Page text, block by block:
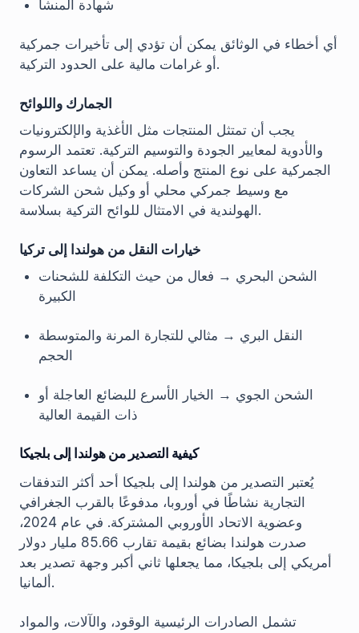
شهادة المنشأ
أي أخطاء في الوثائق يمكن أن تؤدي إلى تأخيرات جمركية
أو غرامات مالية على الحدود التركية.
الجمارك واللوائح
يجب أن تمتثل المنتجات مثل الأغذية والإلكترونيات
والأدوية لمعايير الجودة والتوسيم التركية. تعتمد الرسوم
الجمركية على نوع المنتج وأصله. يمكن أن يساعد التعاون
مع وسيط جمركي محلي أو وكيل شحن الشركات
الهولندية في الامتثال للوائح التركية بسلاسة.
خيارات النقل من هولندا إلى تركيا
الشحن البحري → فعال من حيث التكلفة للشحنات
الكبيرة
النقل البري → مثالي للتجارة المرنة والمتوسطة
الحجم
الشحن الجوي → الخيار الأسرع للبضائع العاجلة أو
ذات القيمة العالية
كيفية التصدير من هولندا إلى بلجيكا
يُعتبر التصدير من هولندا إلى بلجيكا أحد أكثر التدفقات
التجارية نشاطًا في أوروبا، مدفوعًا بالقرب الجغرافي
وعضوية الاتحاد الأوروبي المشتركة. في عام 2024،
صدرت هولندا بضائع بقيمة تقارب 85.66 مليار دولار
أمريكي إلى بلجيكا، مما يجعلها ثاني أكبر وجهة تصدير بعد
ألمانيا.
تشمل الصادرات الرئيسية الوقود، والآلات، والمواد